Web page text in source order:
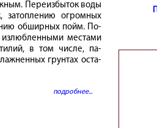
Пе­ре­из­бы­ток во­ды
за­топ­ле­нию ог­ром­ных
об­шир­ных пойм. По­
ме­ста­ми
в том числе, па­
грун­тах оста­
подробнее...